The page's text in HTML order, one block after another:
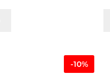
-10%